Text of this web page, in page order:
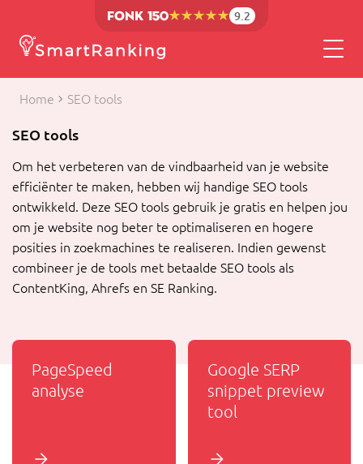
9.2
Home SEO tools
SEO tools
Om het verbeteren van de vindbaarheid van je website
efficiënter te maken, hebben wij handige SEO tools
ontwikkeld. Deze SEO tools gebruik je gratis en helpen jou
om je website nog beter te optimaliseren en hogere
posities in zoekmachines te realiseren. Indien gewenst
combineer je de tools met betaalde SEO tools als
ContentKing, Ahrefs en SE Ranking.
PageSpeed
analyse
Google SERP
snippet preview
tool